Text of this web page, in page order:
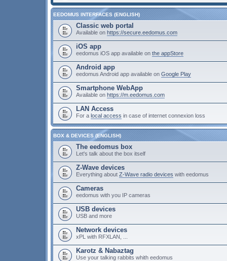
EEDOMUS INTERFACES (ENGLISH)
Classic web portal
Available on https://secure.eedomus.com
iOS app
eedomus iOS app available on the appStore
Android app
eedomus Android app available on Google Play
Smartphone WebApp
Available on https://m.eedomus.com
LAN Access
For a local access in case of internet connexion loss
BOX & DEVICES (ENGLISH)
The eedomus box
Let's talk about the box itself
Z-Wave devices
Everything about Z-Wave radio devices with eedomus
Cameras
eedomus with you IP cameras
USB devices
USB and more
Network devices
xPL with RFXLAN, ...
Karotz & Nabaztag
Use your talking rabbits whith eedomus